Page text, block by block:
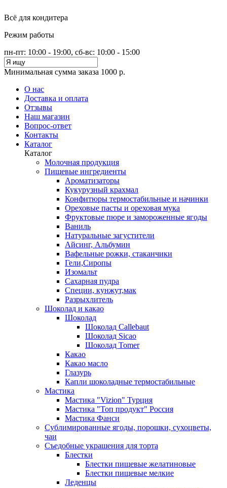
Всё для кондитера
Режим работы
пн-пт: 10:00 - 19:00, сб-вс: 10:00 - 15:00
Минимальная сумма заказа 1000 р.
О нас
Доставка и оплата
Отзывы
Наш магазин
Вопрос-ответ
Контакты
Каталог
Каталог
Молочная продукция
Пищевые ингредиенты
Ароматизаторы
Кукурузный крахмал
Конфитюры термостабильные и начинки
Ореховые пасты и ореховая мука
Фруктовые пюре и замороженные ягоды
Ваниль
Натуральные загустители
Айсинг, Альбумин
Вафельные рожки, стаканчики
Гели,Сиропы
Изомальт
Сахарная пудра
Специи, кунжут,мак
Разрыхлитель
Шоколад и какао
Шоколад
Шоколад Callebaut
Шоколад Sicao
Шоколад Tomer
Какао
Какао масло
Глазурь
Капли шоколадные термостабильные
Мастика
Мастика "Vizion" Турция
Мастика "Топ продукт" Россия
Мастика Фанси
Сублимированные ягоды, порошки, сухоцветы,
чаи
Съедобные украшения для торта
Блестки
Блестки пищевые желатиновые
Блестки пищевые мелкие
Леденцы